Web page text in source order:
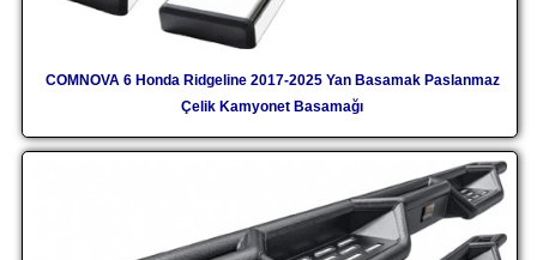
COMNOVA 6 Honda Ridgeline 2017-2025 Yan Basamak Paslanmaz
Çelik Kamyonet Basamağı